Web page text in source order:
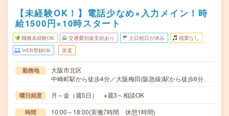
【未経験OK！】電話少なめ×入力メイン！時
給1500円×10時スタート
職種未経験OK 交通費別途支給あり 土日祝日が休み 残業なし
WEB登録OK 派遣
勤務地
大阪市北区
中崎町駅から徒歩4分／大阪梅田(阪急線)駅から徒歩6分
曜日頻度 月～金（週5日） ※週3～相談OK
時間 10:00～18:00(実働7時間 休憩1時間)